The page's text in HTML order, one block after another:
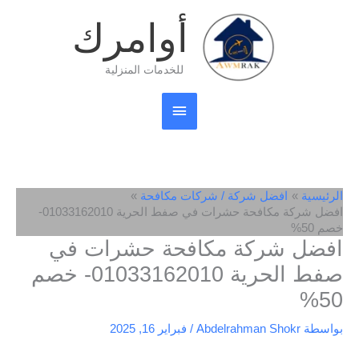
أوامرك
للخدمات المنزلية
القائمة
الرئيسية
الرئيسية
افضل شركة / شركات مكافحة
افضل شركة مكافحة حشرات في صفط الحرية 01033162010-
خصم 50%
افضل شركة مكافحة حشرات في
صفط الحرية 01033162010- خصم
50%
بواسطة Abdelrahman Shokr
/ فبراير 16, 2025